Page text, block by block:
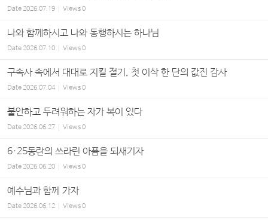
Date2026.07.19 Views0
나와 함께하시고 나와 동행하시는 하나님
Date2026.07.10 Views0
구속사 속에서 대대로 지킬 절기, 첫 이삭 한 단의 값진 감사
Date2026.07.04 Views0
불안하고 두려워하는 자가 복이 있다
Date2026.06.27 Views0
6·25동란의 쓰라린 아픔을 되새기자
Date2026.06.20 Views0
예수님과 함께 가자
Date2026.06.12 Views0